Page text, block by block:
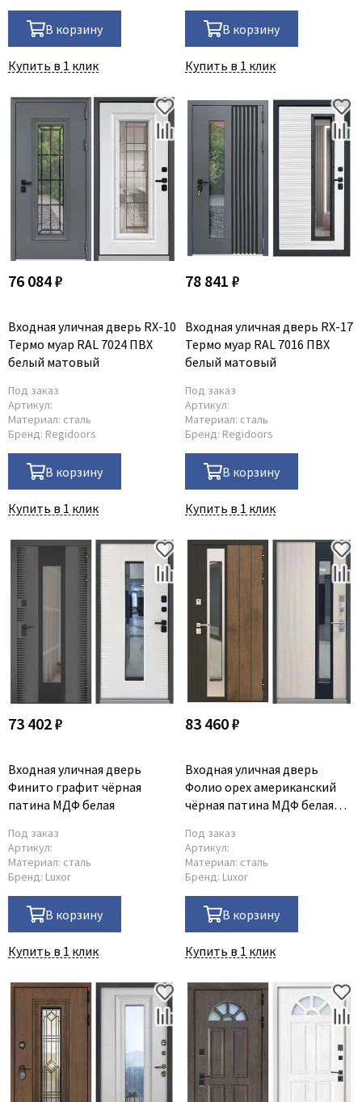
В корзину
Купить в 1 клик
В корзину
Купить в 1 клик
76 084 ₽
Входная уличная дверь RX-10
Термо муар RAL 7024 ПВХ
белый матовый
Под заказ
Артикул:
Материал: сталь
Бренд: Regidoors
В корзину
Купить в 1 клик
78 841 ₽
Входная уличная дверь RX-17
Термо муар RAL 7016 ПВХ
белый матовый
Под заказ
Артикул:
Материал: сталь
Бренд: Regidoors
В корзину
Купить в 1 клик
73 402 ₽
Входная уличная дверь
Финито графит чёрная
патина МДФ белая
Под заказ
Артикул:
Материал: сталь
Бренд: Luxor
В корзину
Купить в 1 клик
83 460 ₽
Входная уличная дверь
Фолио орех американский
чёрная патина МДФ белая
Под заказ
Артикул:
Материал: сталь
Бренд: Luxor
В корзину
Купить в 1 клик